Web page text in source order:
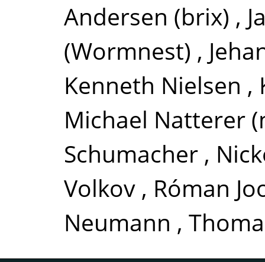
Andersen (brix) ,
(Wormnest) ,
Kenneth Nielsen ,
Michael Natterer
Schumacher ,
Volkov , Róman
Neumann ,